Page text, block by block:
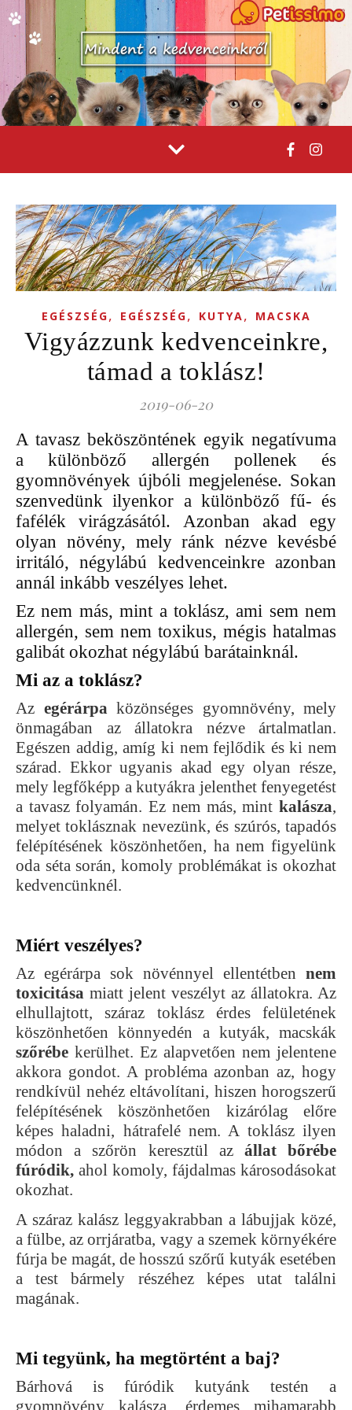
EGÉSZSÉG, EGÉSZSÉG, KUTYA, MACSKA
Vigyázzunk kedvenceinkre,
támad a toklász!
2019-06-20
A tavasz beköszöntének egyik negatívuma
a különböző allergén pollenek és
gyomnövények újbóli megjelenése. Sokan
szenvedünk ilyenkor a különböző fű- és
fafélék virágzásától. Azonban akad egy
olyan növény, mely ránk nézve kevésbé
irritáló, négylábú kedvenceinkre azonban
annál inkább veszélyes lehet.
Ez nem más, mint a toklász, ami sem nem
allergén, sem nem toxikus, mégis hatalmas
galibát okozhat négylábú barátainknál.
Mi az a toklász?
Az egérárpaközönséges gyomnövény, mely
önmagában az állatokra nézve ártalmatlan.
Egészen addig, amíg ki nem fejlődik és ki nem
szárad. Ekkor ugyanis akad egy olyan része,
mely legfőképp a kutyákra jelenthet fenyegetést
a tavasz folyamán. Ez nem más, mint kalásza,
melyet toklásznak nevezünk, és szúrós, tapadós
felépítésének köszönhetően, ha nem figyelünk
oda séta során, komoly problémákat is okozhat
kedvencünknél.
Miért veszélyes?
Az egérárpa sok növénnyel ellentétben nem
toxicitása miatt jelent veszélyt az állatokra. Az
elhullajtott, száraz toklász érdes felületének
köszönhetően könnyedén a kutyák, macskák
szőrébe kerülhet. Ez alapvetően nem jelentene
akkora gondot. A probléma azonban az, hogy
rendkívül nehéz eltávolítani, hiszen horogszerű
felépítésének köszönhetően kizárólag előre
képes haladni, hátrafelé nem. A toklász ilyen
módon a szőrön keresztül az állat bőrébe
fúródik, ahol komoly, fájdalmas károsodásokat
okozhat.
A száraz kalász leggyakrabban a lábujjak közé,
a fülbe, az orrjáratba, vagy a szemek környékére
fúrja be magát, de hosszú szőrű kutyák esetében
a test bármely részéhez képes utat találni
magának.
Mi tegyünk, ha megtörtént a baj?
Bárhová is fúródik kutyánk testén a